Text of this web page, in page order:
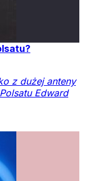
z dużej anteny
Edward